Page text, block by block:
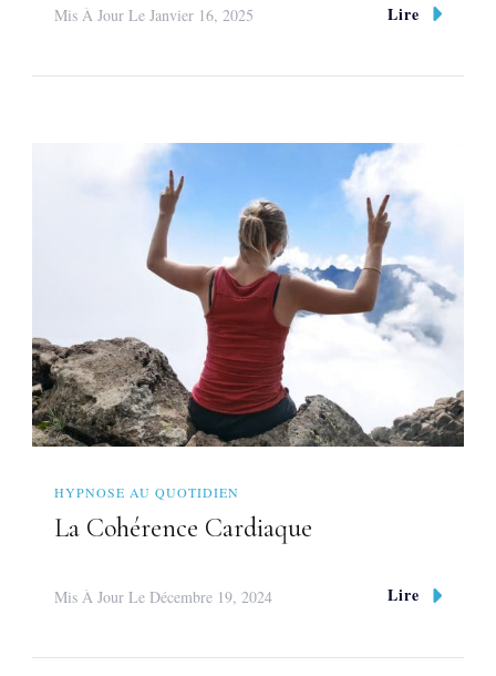
Mis À Jour Le Janvier 16, 2025 Lire
HYPNOSE AU QUOTIDIEN
La Cohérence Cardiaque
Mis À Jour Le Décembre 19, 2024 Lire